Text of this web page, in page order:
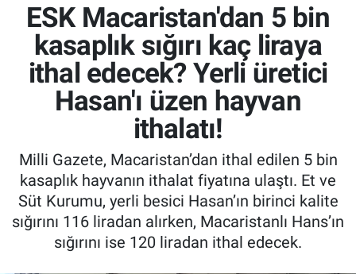
ESK Macaristan'dan 5 bin
kasaplık sığırı kaç liraya
ithal edecek? Yerli üretici
Hasan'ı üzen hayvan
ithalatı!
Milli Gazete, Macaristan’dan ithal edilen 5 bin
kasaplık hayvanın ithalat fiyatına ulaştı. Et ve
Süt Kurumu, yerli besici Hasan’ın birinci kalite
sığırını 116 liradan alırken, Macaristanlı Hans’ın
sığırını ise 120 liradan ithal edecek.
Tarımsal Destekler
Tarım Bakanlığı
TZOB
Tarım Kredi Kooperatifleri
Pankobirlik
Et fiyatları
Tarım Bilgisi
Tüm Manşetler
Son Dakika Haberleri
Haber Arşivi